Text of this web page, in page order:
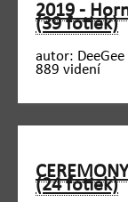
2019 -
(39 fotiek)
autor: DeeGee
889 videní
(24 fotiek)